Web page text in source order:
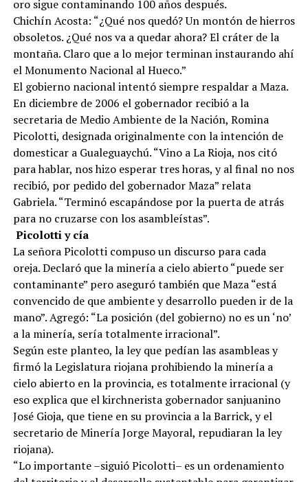
oro sigue contaminando 100 años después.
Chichín Acosta: “¿Qué nos quedó? Un montón de hierros
obsoletos. ¿Qué nos va a quedar ahora? El cráter de la
montaña. Claro que a lo mejor terminan instaurando ahí
el Monumento Nacional al Hueco.”
El gobierno nacional intentó siempre respaldar a Maza.
En diciembre de 2006 el gobernador recibió a la
secretaria de Medio Ambiente de la Nación, Romina
Picolotti, designada originalmente con la intención de
domesticar a Gualeguaychú. “Vino a La Rioja, nos citó
para hablar, nos hizo esperar tres horas, y al final no nos
recibió, por pedido del gobernador Maza” relata
Gabriela. “Terminó escapándose por la puerta de atrás
para no cruzarse con los asambleístas”.
Picolotti y cía
La señora Picolotti compuso un discurso para cada
oreja. Declaró que la minería a cielo abierto “puede ser
contaminante” pero aseguró también que Maza “está
convencido de que ambiente y desarrollo pueden ir de la
mano”. Agregó: “La posición (del gobierno) no es un ‘no’
a la minería, sería totalmente irracional”.
Según este planteo, la ley que pedían las asambleas y
firmó la Legislatura riojana prohibiendo la minería a
cielo abierto en la provincia, es totalmente irracional (y
eso explica que el kirchnerista gobernador sanjuanino
José Gioja, que tiene en su provincia a la Barrick, y el
secretario de Minería Jorge Mayoral, repudiaran la ley
riojana).
“Lo importante –siguió Picolotti– es un ordenamiento